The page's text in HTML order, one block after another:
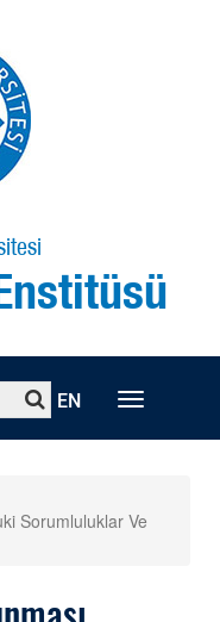
EN
Sorumluluklar Ve